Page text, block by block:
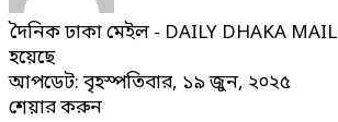
দৈনিক ঢাকা মেইল - DAILY DHAKA MAIL
হয়েছে
আপডেট: বৃহস্পতিবার, ১৯ জুন, ২০২৫
শেয়ার করুন